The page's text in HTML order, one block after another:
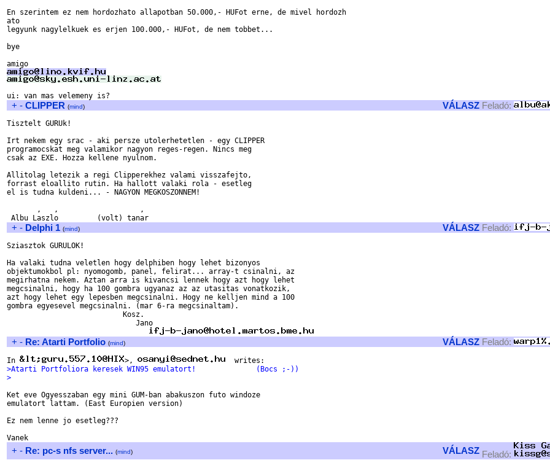
En szerintem ez nem hordozhato allapotban 50.000,- HUFot erne, de mivel hordozh
ato
legyunk nagylelkuek es erjen 100.000,- HUFot, de nem tobbet...
bye
+ - CLIPPER (mind) VÁLASZ Feladó:
Tisztelt GURUk!
Irt nekem egy srac - aki persze utolerhetetlen - egy CLIPPER
programocskat meg valamikor nagyon reges-regen. Nincs meg
csak az EXE. Hozza kellene nyulnom.
Allitolag letezik a regi Clipperekhez valami visszafejto,
forrast eloallito rutin. Ha hallott valaki rola - esetleg
el is tudna kuldeni... - NAGYON MEGKOSZONNEM!
       ,   ,                   ,
+ - Delphi 1 (mind) VÁLASZ Feladó:
Sziasztok GURULOK!
Ha valaki tudna veletlen hogy delphiben hogy lehet bizonyos
objektumokbol pl: nyomogomb, panel, felirat... array-t csinalni, az
megirhatna nekem. Aztan arra is kivancsi lennek hogy azt hogy lehet
megcsinalni, hogy ha 100 gombra ugyanaz az az utasitas vonatkozik,
azt hogy lehet egy lepesben megcsinalni. Hogy ne kelljen mind a 100
gombra egyesevel megcsinalni. (mar 6-ra megcsinaltam).
                           Kosz.
                              Jano
+ - Re: Atarti Portfolio (mind) VÁLASZ Feladó:
In >,
>Atarti Portfoliora keresek WIN95 emulatort!              (Bocs ;-))
>
Ket eve Ogyesszaban egy mini GUM-ban abakuszon futo windoze
emulatort lattam. (East Europien version)
Ez nem lenne jo esetleg???
+ - Re: pc-s nfs server... (mind) VÁLASZ Feladó: